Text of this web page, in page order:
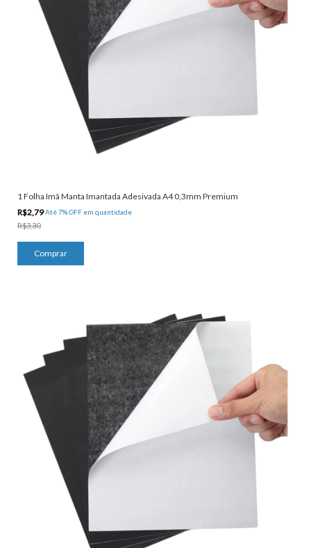
1 Folha Imã Manta Imantada Adesivada A4 0,3mm Premium
R$2,79Até 7% OFF em quantidade
R$3,30